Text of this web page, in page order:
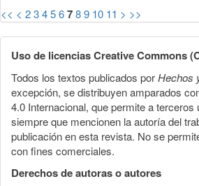
<< < 23456789 10 11 > >>
Uso de licencias Creative Commons
Todos los textos publicados porHechos
excepción, se distribuyen amparados
4.0 Internacional, que permite a terceros
siempre que mencionen la autoría del
publicación en esta revista. No se
con fines comerciales.
Derechos de autoras o autores